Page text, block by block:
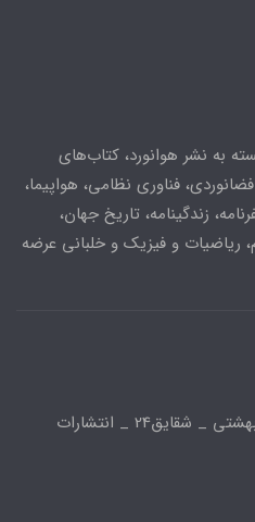
به نشر هوانورد، کتاب‌های
فناوری نظامی، هواپیما،
زندگینامه، تاریخ جهان،
ریاضیات و فیزیک و خلبانی عرضه
اتوبان بابایی _ شهرک بهشتی _ شقایق24 _ انتشارات